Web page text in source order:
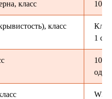
класс 100
класс
1
W3